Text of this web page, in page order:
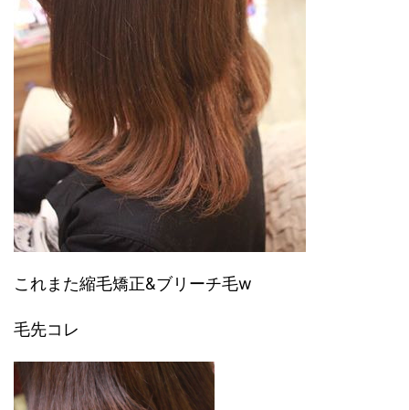
これまた縮毛矯正&ブリーチ毛w
毛先コレ